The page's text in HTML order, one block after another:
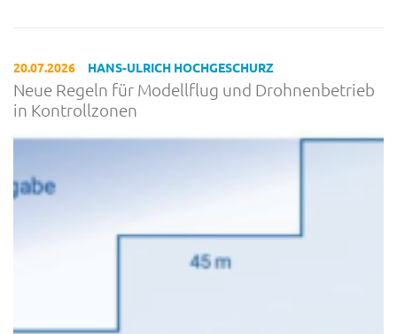
20.07.2026 HANS-ULRICH HOCHGESCHURZ
Neue Regeln für Modellflug und Drohnenbetrieb
in Kontrollzonen